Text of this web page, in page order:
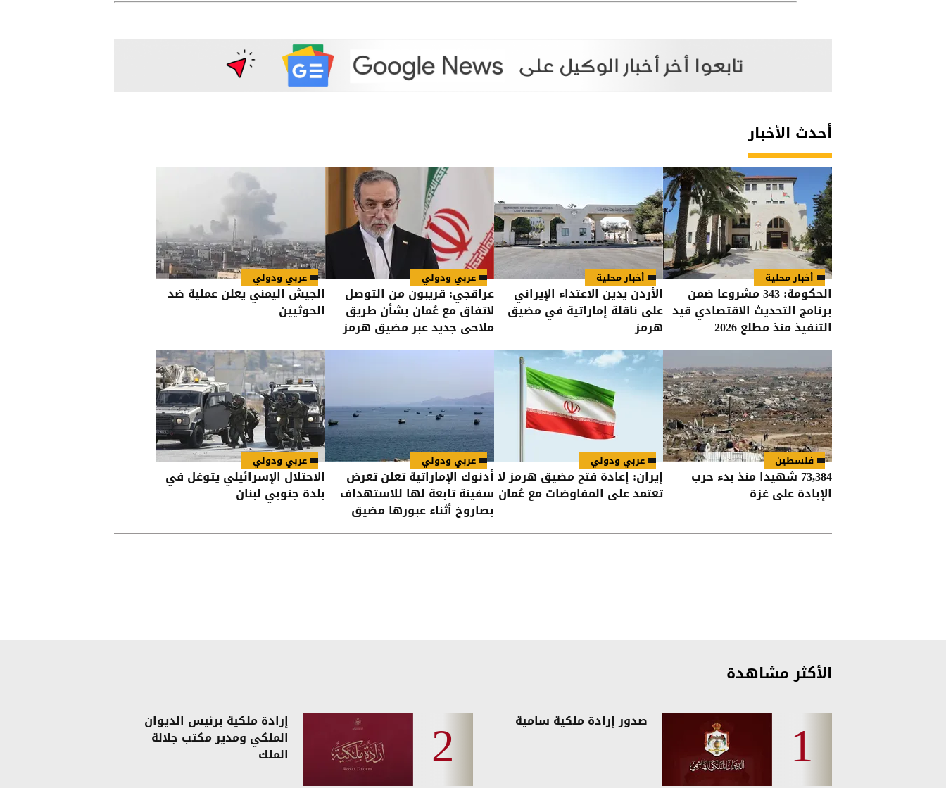
أحدث الأخبار
أخبار محلية
الحكومة: 343 مشروعا ضمن
برنامج التحديث الاقتصادي قيد
التنفيذ منذ مطلع 2026
أخبار محلية
الأردن يدين الاعتداء الإيراني
على ناقلة إماراتية في مضيق
هرمز
عربي ودولي
عراقجي: قريبون من التوصل
لاتفاق مع عُمان بشأن طريق
ملاحي جديد عبر مضيق هرمز
عربي ودولي
الجيش اليمني يعلن عملية ضد
الحوثيين
فلسطين
73,384 شهيدا منذ بدء حرب
الإبادة على غزة
عربي ودولي
إيران: إعادة فتح مضيق هرمز لا
تعتمد على المفاوضات مع عُمان
عربي ودولي
أدنوك الإماراتية تعلن تعرض
سفينة تابعة لها للاستهداف
بصاروخ أثناء عبورها مضيق
عربي ودولي
الاحتلال الإسرائيلي يتوغل في
بلدة جنوبي لبنان
الأكثر مشاهدة
صدور إرادة ملكية سامية إرادة ملكية برئيس الديوان
الملكي ومدير مكتب جلالة
الملك